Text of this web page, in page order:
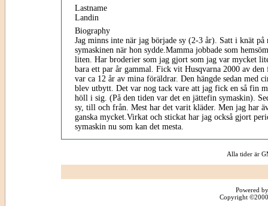
Lastname
Landin
Biography
Jag minns inte när jag började sy (2-3 år). Satt i knät på
symaskinen när hon sydde.Mamma jobbade som
liten. Har broderier som jag gjort som jag var mycket
bara ett par år gammal. Fick vit Husqvarna 2000 av den
var ca 12 år av mina föräldrar. Den hängde sedan med
blev utbytt. Det var nog tack vare att jag fick en så fin
höll i sig. (På den tiden var det en jättefin symaskin).
sy, till och från. Mest har det varit kläder. Men jag har
ganska mycket.Virkat och stickat har jag också gjort
symaskin nu som kan det mesta.
Alla tider är
Powered
Copyright